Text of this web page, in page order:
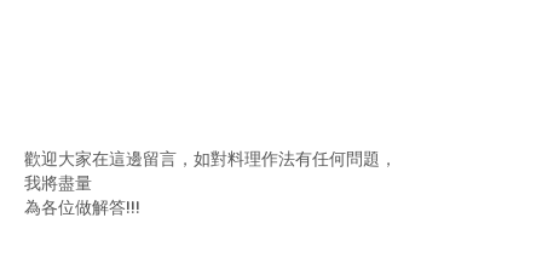
歡迎大家在這邊留言，如對料理作法有任何問題，
我將盡量
為各位做解答!!!